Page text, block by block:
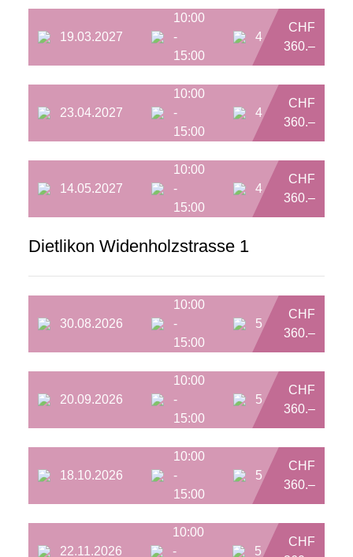
19.03.2027
10:00
-
15:00
4
CHF
360.–
23.04.2027
10:00
-
15:00
4
CHF
360.–
14.05.2027
10:00
-
15:00
4
CHF
360.–
Dietlikon Widenholzstrasse 1
30.08.2026
10:00
-
15:00
5
CHF
360.–
20.09.2026
10:00
-
15:00
5
CHF
360.–
18.10.2026
10:00
-
15:00
5
CHF
360.–
22.11.2026
10:00
-
5
CHF